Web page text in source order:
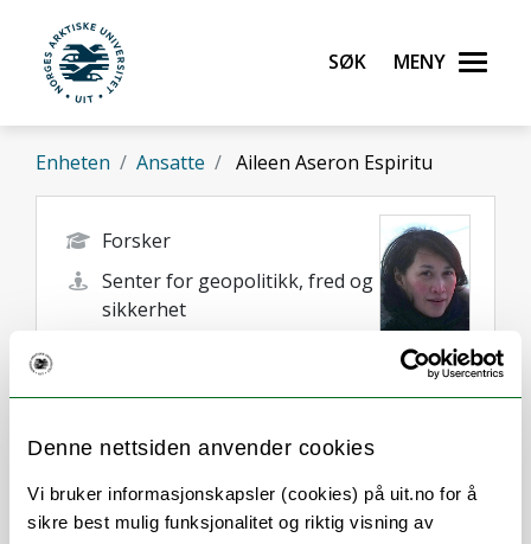
Denne nettsiden anvender cookies
Vi bruker informasjonskapsler (cookies) på uit.no for å
sikre best mulig funksjonalitet og riktig visning av
Gå til hovedinnhold
UiT Norges arktiske universitet
Søk Meny
Enheten Ansatte Aileen Aseron Espiritu
Forsker
Senter for geopolitikk, fred og
sikkerhet